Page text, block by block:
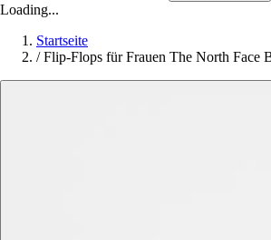
Loading...
Startseite
/ Flip-Flops für Frauen The North Face